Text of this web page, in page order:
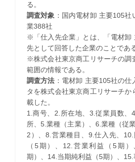
る。
調査対象 ：国内電材卸 主要105
業388社
※「仕入先企業」とは、「電材卸
先として回答した企業のことである
※株式会社東京商工リサーチの調
範囲の情報である。
調査方法 ：電材卸 主要105社の
タを株式会社東京商工リサーチか
載した。
1.商号、2.所在地、3.従業員数、
所、5.業種（主業）、6.業種（従
2）、8.営業種目、9.仕入先、
（5期）、12.営業利益（5期
期）、14.当期純利益（5期）、15.